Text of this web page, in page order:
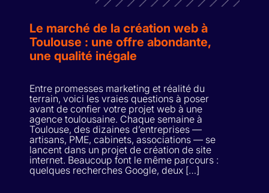
Le marché de la création web à
Toulouse : une offre abondante,
une qualité inégale
Entre promesses marketing et réalité du
terrain, voici les vraies questions à poser
avant de confier votre projet web à une
agence toulousaine. Chaque semaine à
Toulouse, des dizaines d’entreprises —
artisans, PME, cabinets, associations — se
lancent dans un projet de création de site
internet. Beaucoup font le même parcours :
quelques recherches Google, deux […]